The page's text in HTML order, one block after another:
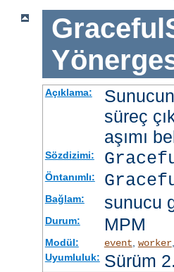
Açıklama:
süreç
aşımı
Sözdizimi:
Öntanımlı:
Bağlam: sunucu
Durum: MPM
Modül: event, worker,
Uyumluluk: Sürüm